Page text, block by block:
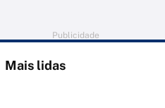
Publicidade
Mais lidas